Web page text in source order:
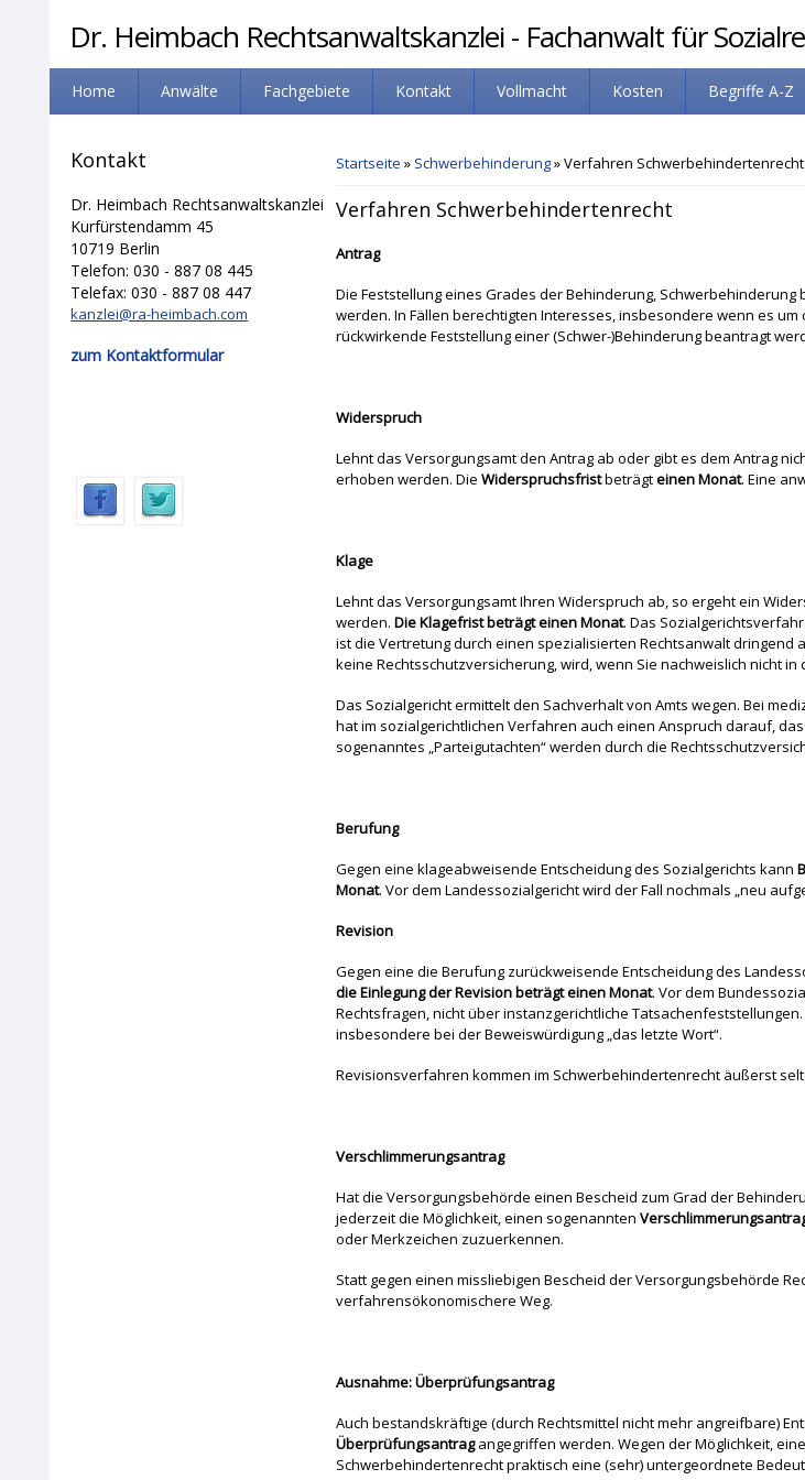
Dr. Heimbach Rechtsanwaltskanzlei - Fachanwalt für
Home Anwälte Fachgebiete Kontakt Vollmacht Kosten Begriffe A-Z
Kontakt
Dr. Heimbach Rechtsanwaltskanzlei
Kurfürstendamm 45
10719 Berlin
Telefon: 030 - 887 08 445
Telefax: 030 - 887 08 447
kanzlei@ra-heimbach.com
zum Kontaktformular
Sie sind hier
Startseite » Schwerbehinderung» Verfahren Schwerbehindertenrecht
Verfahren Schwerbehindertenrecht
Antrag
Die Feststellung eines Grades der Behinderung,
werden. In Fällen berechtigten Interesses, insbesondere wenn es
rückwirkende Feststellung einer (Schwer-)Behinderung beantragt
Widerspruch
Lehnt das Versorgungsamt den Antrag ab oder gibt es dem Antrag
erhoben werden. Die Widerspruchsfristbeträgteinen Monat. Eine
Klage
Lehnt das Versorgungsamt Ihren Widerspruch ab, so ergeht ein
werden. Die Klagefrist beträgt einen Monat. Das
ist die Vertretung durch einen spezialisierten Rechtsanwalt
keine Rechtsschutzversicherung, wird, wenn Sie nachweislich nicht
Das Sozialgericht ermittelt den Sachverhalt von Amts wegen. Bei
hat im sozialgerichtlichen Verfahren auch einen Anspruch darauf,
sogenanntes „Parteigutachten“ werden durch die
Berufung
Gegen eine klageabweisende Entscheidung des Sozialgerichts kann
Monat. Vor dem Landessozialgericht wird der Fall nochmals „neu
Revision
Gegen eine die Berufung zurückweisende Entscheidung des
die Einlegung der Revision beträgt einen Monat. Vor dem
Rechtsfragen, nicht über instanzgerichtliche
insbesondere bei der Beweiswürdigung „das letzte Wort“.
Revisionsverfahren kommen im Schwerbehindertenrecht äußerst
Verschlimmerungsantrag
Hat die Versorgungsbehörde einen Bescheid zum Grad der
jederzeit die Möglichkeit, einen sogenannten
oder Merkzeichen zuzuerkennen.
Statt gegen einen missliebigen Bescheid der Versorgungsbehörde
verfahrensökonomischere Weg.
Ausnahme: Überprüfungsantrag
Auch bestandskräftige (durch Rechtsmittel nicht mehr angreifbare)
Überprüfungsantragangegriffen werden. Wegen der Möglichkeit,
Schwerbehindertenrecht praktisch eine (sehr) untergeordnete